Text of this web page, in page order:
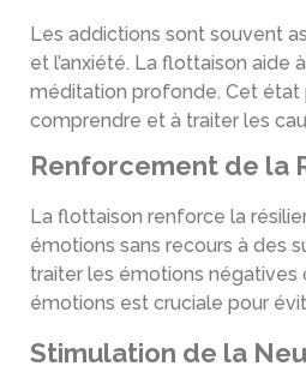
Les addictions sont souvent
et l’anxiété. La flottaison aide
méditation profonde. Cet état
comprendre et à traiter les
Renforcement de la
La flottaison renforce la
émotions sans recours à des
traiter les émotions négatives
émotions est cruciale pour
Stimulation de la